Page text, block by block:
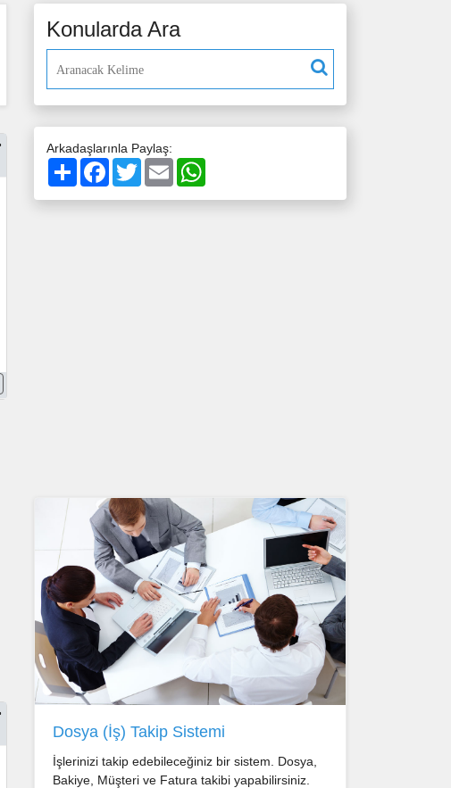
Konularda Ara
Arkadaşlarınla Paylaş:
PaylaşFacebook
TwitterEmail
Dosya (İş) Takip Sistemi
İşlerinizi takip edebileceğiniz bir sistem. Dosya,
Bakiye, Müşteri ve Fatura takibi yapabilirsiniz.